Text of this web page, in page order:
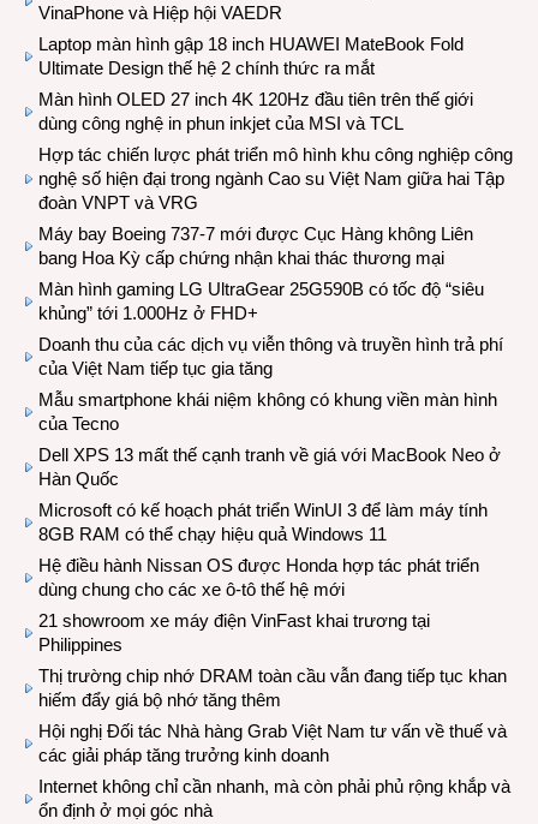
VinaPhone và Hiệp hội VAEDR
Laptop màn hình gập 18 inch HUAWEI MateBook Fold
Ultimate Design thế hệ 2 chính thức ra mắt
Màn hình OLED 27 inch 4K 120Hz đầu tiên trên thế giới
dùng công nghệ in phun inkjet của MSI và TCL
Hợp tác chiến lược phát triển mô hình khu công nghiệp công
nghệ số hiện đại trong ngành Cao su Việt Nam giữa hai Tập
đoàn VNPT và VRG
Máy bay Boeing 737-7 mới được Cục Hàng không Liên
bang Hoa Kỳ cấp chứng nhận khai thác thương mại
Màn hình gaming LG UltraGear 25G590B có tốc độ “siêu
khủng” tới 1.000Hz ở FHD+
Doanh thu của các dịch vụ viễn thông và truyền hình trả phí
của Việt Nam tiếp tục gia tăng
Mẫu smartphone khái niệm không có khung viền màn hình
của Tecno
Dell XPS 13 mất thế cạnh tranh về giá với MacBook Neo ở
Hàn Quốc
Microsoft có kế hoạch phát triển WinUI 3 để làm máy tính
8GB RAM có thể chạy hiệu quả Windows 11
Hệ điều hành Nissan OS được Honda hợp tác phát triển
dùng chung cho các xe ô-tô thế hệ mới
21 showroom xe máy điện VinFast khai trương tại
Philippines
Thị trường chip nhớ DRAM toàn cầu vẫn đang tiếp tục khan
hiếm đẩy giá bộ nhớ tăng thêm
Hội nghị Đối tác Nhà hàng Grab Việt Nam tư vấn về thuế và
các giải pháp tăng trưởng kinh doanh
Internet không chỉ cần nhanh, mà còn phải phủ rộng khắp và
ổn định ở mọi góc nhà